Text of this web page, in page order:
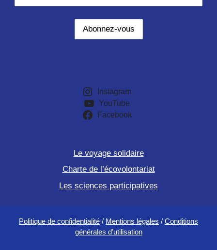
Instagram
YouTube
Facebook
Le voyage solidaire
Charte de l’écovolontariat
Les sciences participatives
Politique de confidentialité / Mentions légales / Conditions
générales d'utilisation